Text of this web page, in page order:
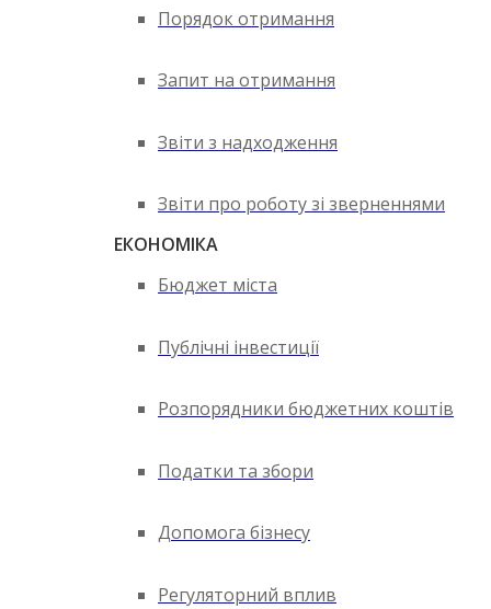
Порядок отримання
Запит на отримання
Звіти з надходження
Звіти про роботу зі зверненнями
ЕКОНОМІКА
Бюджет міста
Публічні інвестиції
Розпорядники бюджетних коштів
Податки та збори
Допомога бізнесу
Регуляторний вплив